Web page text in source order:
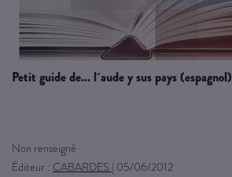
petit guide de... l´aude y sus pays (espagnol)
Non renseigné
Éditeur : CABARDES | 05/06/2012